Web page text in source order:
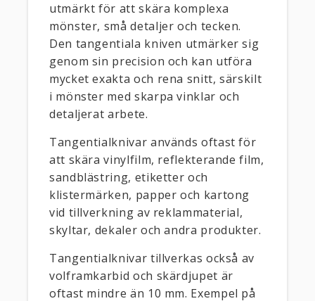
utmärkt för att skära komplexa
mönster, små detaljer och tecken.
Den tangentiala kniven utmärker sig
genom sin precision och kan utföra
mycket exakta och rena snitt, särskilt
i mönster med skarpa vinklar och
detaljerat arbete.
Tangentialknivar används oftast för
att skära vinylfilm, reflekterande film,
sandblästring, etiketter och
klistermärken, papper och kartong
vid tillverkning av reklammaterial,
skyltar, dekaler och andra produkter.
Tangentialknivar tillverkas också av
volframkarbid och skärdjupet är
oftast mindre än 10 mm. Exempel på